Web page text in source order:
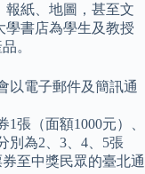
報紙、地圖，甚至文
學書店為學生及教授
。
以電子郵件及簡訊通
張（面額1000元）、
別為2、3、4、5張
至中獎民眾的臺北通